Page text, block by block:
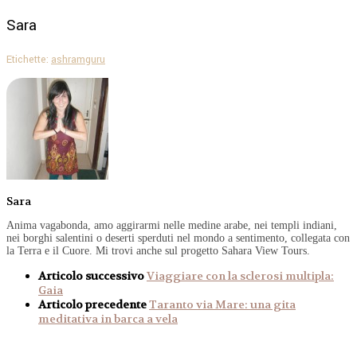
Sara
Etichette: ashramguru
Sara
Anima vagabonda, amo aggirarmi nelle medine arabe, nei templi indiani,
nei borghi salentini o deserti sperduti nel mondo a sentimento, collegata con
la Terra e il Cuore. Mi trovi anche sul progetto Sahara View Tours.
Articolo successivoViaggiare con la sclerosi multipla:
Gaia
Articolo precedenteTaranto via Mare: una gita
meditativa in barca a vela